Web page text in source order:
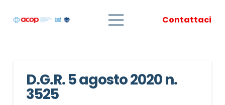
Contattaci
D.G.R. 5 agosto 2020 n.
3525